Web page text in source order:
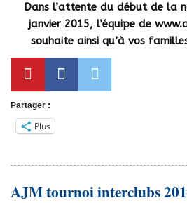
Dans l’attente du début de la
janvier 2015, l’équipe de
souhaite ainsi qu’à vos
Partager :
Plus
AJM tournoi interclubs